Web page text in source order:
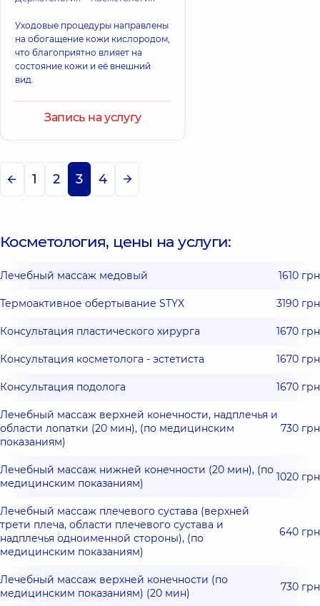
Уходовые процедуры направлены
на обогащение кожи кислородом,
что благоприятно влияет на
состояние кожи и её внешний
вид.
Запись на услугу
1 2 3 4
Косметология, цены на услуги:
Лечебный массаж медовый 1610 грн
Термоактивное обертывание STYX 3190 грн
Консультация пластического хирурга 1670 грн
Консультация косметолога - эстетиста 1670 грн
Консультация подолога 1670 грн
Лечебный массаж верхней конечности, надплечья и
области лопатки (20 мин), (по медицинским
показаниям)
730 грн
Лечебный массаж нижней конечности (20 мин), (по
медицинским показаниям)
1020 грн
Лечебный массаж плечевого сустава (верхней
трети плеча, области плечевого сустава и
надплечья одноименной стороны), (по
медицинским показаниям)
640 грн
Лечебный массаж верхней конечности (по
медицинским показаниям) (20 мин)
730 грн